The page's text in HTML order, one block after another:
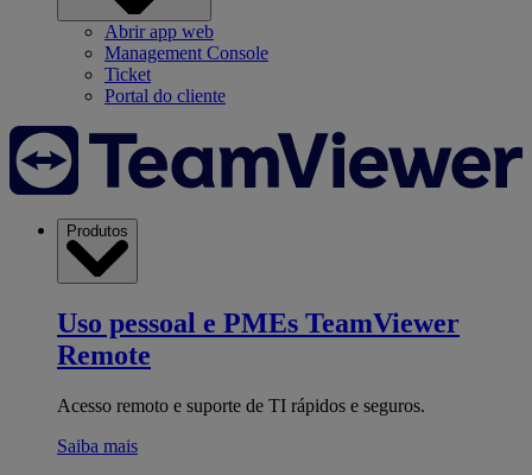
Abrir app web
Management Console
Ticket
Portal do cliente
Produtos
Uso pessoal e PMEs TeamViewer
Remote
Acesso remoto e suporte de TI rápidos e seguros.
Saiba mais